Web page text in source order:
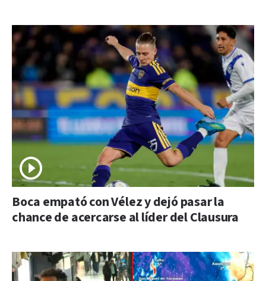
Boca empató con Vélez y dejó pasar la
chance de acercarse al líder del Clausura